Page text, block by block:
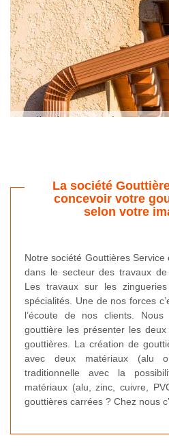
La société
concevoir votre
selon votre
Notre société Gouttières
dans le secteur des travaux
Les travaux sur les
spécialités. Une de nos forces
l’écoute de nos clients.
gouttière les présenter les
gouttières. La création de
avec deux matériaux (alu
traditionnelle avec la
matériaux (alu, zinc, cuivre,
gouttières carrées ? Chez nous